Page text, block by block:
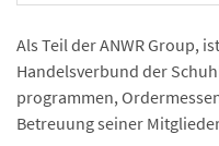
Als Teil der ANWR Group,
Handels­verbund der
programmen,
Betreuung seiner